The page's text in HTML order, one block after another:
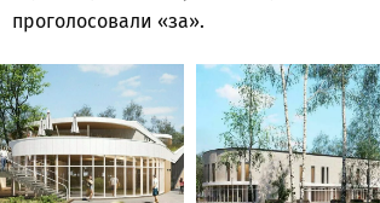
проголосовали «за».